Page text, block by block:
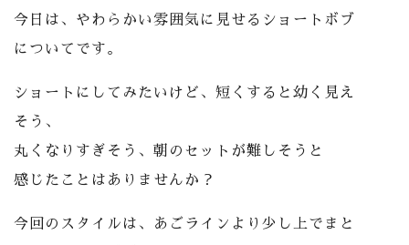
今日は、やわらかい雰囲気に見せるショートボブ
についてです。
ショートにしてみたいけど、短くすると幼く見え
そう、
丸くなりすぎそう、朝のセットが難しそうと
感じたことはありませんか？
今回のスタイルは、あごラインより少し上でまと